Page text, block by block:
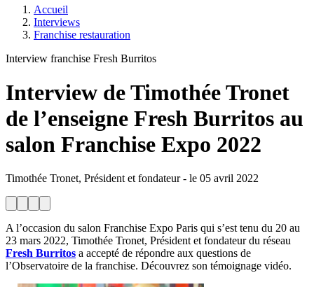
Accueil
Interviews
Franchise restauration
Interview franchise Fresh Burritos
Interview de Timothée Tronet
de l’enseigne Fresh Burritos au
salon Franchise Expo 2022
Timothée Tronet, Président et fondateur- le 05 avril 2022
A l’occasion du salon Franchise Expo Paris qui s’est tenu du 20 au
23 mars 2022, Timothée Tronet, Président et fondateur du réseau
Fresh Burritos a accepté de répondre aux questions de
l’Observatoire de la franchise. Découvrez son témoignage vidéo.